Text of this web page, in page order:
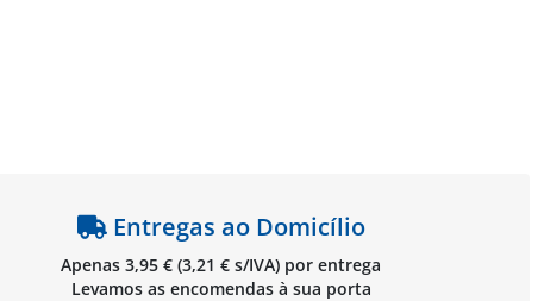
Entregas ao Domicílio
Apenas 3,95 € (3,21 € s/IVA) por entrega
Levamos as encomendas à sua porta